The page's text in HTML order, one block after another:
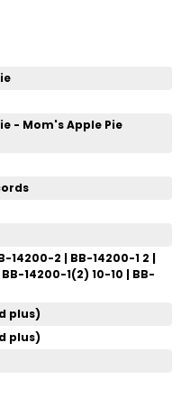
- Mom's Apple Pie
14200-2 | BB-14200-1 2 |
14200-1(2) 10-10 | BB-
plus)
plus)